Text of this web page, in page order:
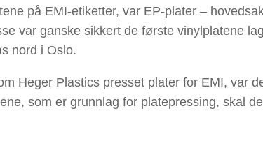
på EMI-etiketter, var EP-plater –
var ganske sikkert de første vinylplatene
nord i Oslo.
Heger Plastics presset plater for EMI, var
som er grunnlag for platepressing, skal